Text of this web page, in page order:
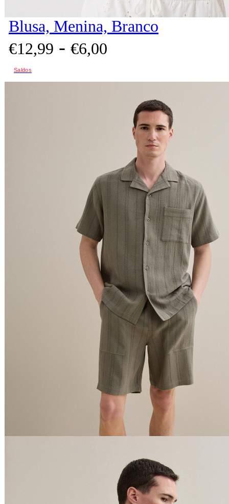
Blusa, Menina, Branco
€12,99 - €6,00
Saldos